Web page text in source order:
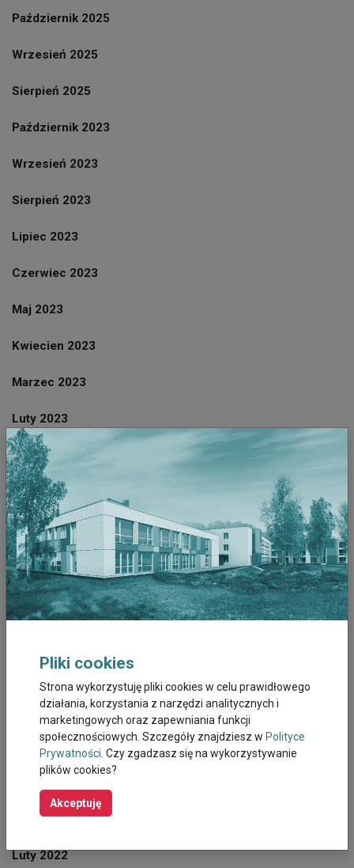
Październik 2025
Wrzesień 2025
Sierpień 2025
Październik 2023
Wrzesień 2023
Sierpień 2023
Lipiec 2023
Czerwiec 2023
Maj 2023
Kwiecien 2023
Marzec 2023
Luty 2023
Styczeń 2023
Grudzień 2022
Listopad 2022
Październik 2022
Wrzesień 2022
Lipiec 2022
Czerwiec 2022
Maj 2022
Marzec 2022
Luty 2022
Pliki cookies
Strona wykorzystuję pliki cookies w celu prawidłowego
działania, korzystania z narzędzi analitycznych i
marketingowych oraz zapewniania funkcji
społecznościowych. Szczegóły znajdziesz w Polityce
Prywatności. Czy zgadzasz się na wykorzystywanie
plików cookies?
Akceptuję